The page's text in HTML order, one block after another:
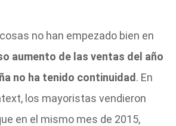
no han empezado bien en
aumento de las ventas del año
no ha tenido continuidad . En
los mayoristas vendieron
en el mismo mes de 2015,